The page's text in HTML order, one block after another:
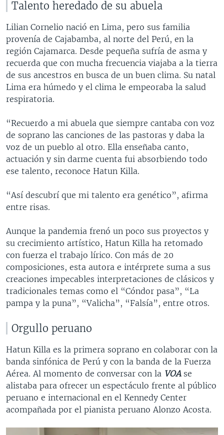
Talento heredado de su abuela
Lilian Cornelio nació en Lima, pero sus familia
provenía de Cajabamba, al norte del Perú, en la
región Cajamarca. Desde pequeña sufría de asma y
recuerda que con mucha frecuencia viajaba a la tierra
de sus ancestros en busca de un buen clima. Su natal
Lima era húmedo y el clima le empeoraba la salud
respiratoria.
“Recuerdo a mi abuela que siempre cantaba con voz
de soprano las canciones de las pastoras y daba la
voz de un pueblo al otro. Ella enseñaba canto,
actuación y sin darme cuenta fui absorbiendo todo
ese talento, reconoce Hatun Killa.
“Así descubrí que mi talento era genético”, afirma
entre risas.
Aunque la pandemia frenó un poco sus proyectos y
su crecimiento artístico, Hatun Killa ha retomado
con fuerza el trabajo lírico. Con más de 20
composiciones, esta autora e intérprete suma a sus
creaciones impecables interpretaciones de clásicos y
tradicionales temas como el “Cóndor pasa”, “La
pampa y la puna”, “Valicha”, “Falsía”, entre otros.
Orgullo peruano
Hatun Killa es la primera soprano en colaborar con la
banda sinfónica de Perú y con la banda de la Fuerza
Aérea. Al momento de conversar con la VOAse
alistaba para ofrecer un espectáculo frente al público
peruano e internacional en el Kennedy Center
acompañada por el pianista peruano Alonzo Acosta.